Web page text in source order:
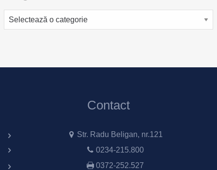
Categorii
Contact
Str. Radu Beligan, nr.121
0234-215.800
0372-252.527